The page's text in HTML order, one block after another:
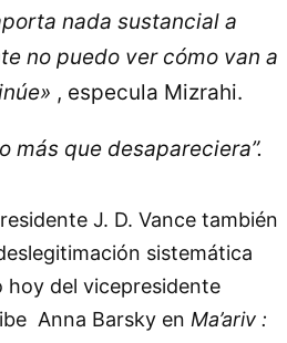
nada sustancial a
no puedo ver cómo van a
, especula Mizrahi.
más que desapareciera”.
J. D. Vance también
sistemática
hoy del vicepresidente
Anna Barsky en Ma’ariv :